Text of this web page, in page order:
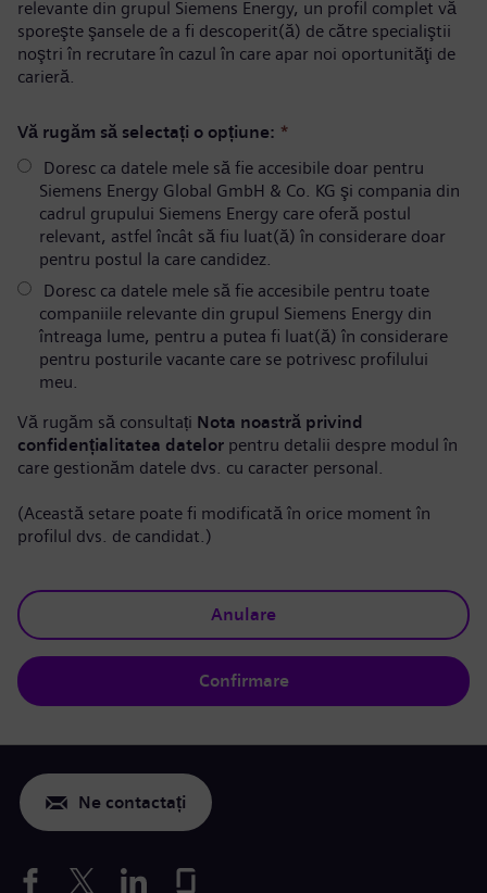
relevante din grupul Siemens Energy, un profil complet vă
sporeşte şansele de a fi descoperit(ă) de către specialiştii
noştri în recrutare în cazul în care apar noi oportunităţi de
carieră.
Vă rugăm să selectați o opțiune: *
Doresc ca datele mele să fie accesibile doar pentru
Siemens Energy Global GmbH & Co. KG şi compania din
cadrul grupului Siemens Energy care oferă postul
relevant, astfel încât să fiu luat(ă) în considerare doar
pentru postul la care candidez.
Doresc ca datele mele să fie accesibile pentru toate
companiile relevante din grupul Siemens Energy din
întreaga lume, pentru a putea fi luat(ă) în considerare
pentru posturile vacante care se potrivesc profilului
meu.
Vă rugăm să consultați Nota noastră privind
confidențialitatea datelor pentru detalii despre modul în
care gestionăm datele dvs. cu caracter personal.
(Această setare poate fi modificată în orice moment în
profilul dvs. de candidat.)
Anulare
Confirmare
Ne contactați